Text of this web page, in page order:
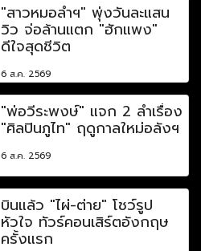
"สาวหมอลำฯ" พุ่งวันละแสน
วิว จ่อล้านแตก "ฮักแพง"
ดีใจสุดชีวิต
6 ส.ค. 2569
"พ่อวีระพงษ์" แจก 2 ลำเรื่อง
"ศิลปินภูไท" ฤดูกาลใหม่อลังฯ
6 ส.ค. 2569
บินแล้ว "ไผ่-ต่าย" โชว์รูป
หัวใจ ทัวร์คอนเสิร์ตอังกฤษ
ครั้งแรก